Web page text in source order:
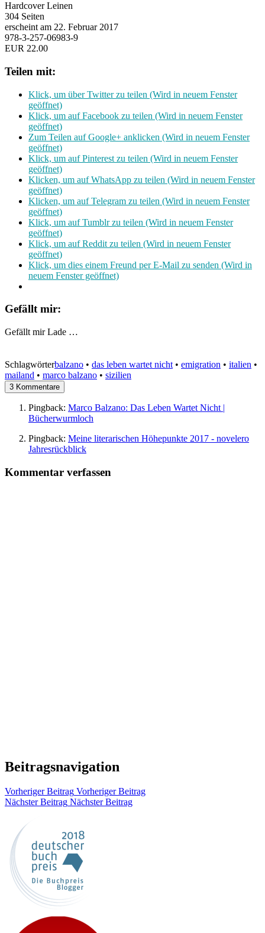
Hardcover Leinen
304 Seiten
erscheint am 22. Februar 2017
978-3-257-06983-9
EUR 22.00
Teilen mit:
Klick, um über Twitter zu teilen (Wird in neuem Fenster
geöffnet)
Klick, um auf Facebook zu teilen (Wird in neuem Fenster
geöffnet)
Zum Teilen auf Google+ anklicken (Wird in neuem Fenster
geöffnet)
Klick, um auf Pinterest zu teilen (Wird in neuem Fenster
geöffnet)
Klicken, um auf WhatsApp zu teilen (Wird in neuem Fenster
geöffnet)
Klicken, um auf Telegram zu teilen (Wird in neuem Fenster
geöffnet)
Klick, um auf Tumblr zu teilen (Wird in neuem Fenster
geöffnet)
Klick, um auf Reddit zu teilen (Wird in neuem Fenster
geöffnet)
Klick, um dies einem Freund per E-Mail zu senden (Wird in
neuem Fenster geöffnet)
Gefällt mir:
Gefällt mir Lade …
Schlagwörterbalzano • das leben wartet nicht • emigration • italien •
mailand • marco balzano • sizilien
3 Kommentare
Pingback: Marco Balzano: Das Leben Wartet Nicht |
Bücherwurmloch
Pingback: Meine literarischen Höhepunkte 2017 - novelero
Jahresrückblick
Kommentar verfassen
Beitragsnavigation
Vorheriger Beitrag Vorheriger Beitrag
Nächster Beitrag Nächster Beitrag